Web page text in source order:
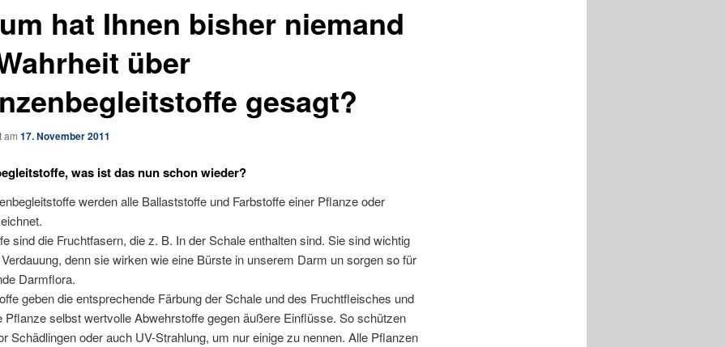
hat Ihnen bisher niemand
über
gesagt?
am 17. November 2011
was ist das nun schon wieder?
werden alle Ballaststoffe und Farbstoffe einer Pflanze oder
sind die Fruchtfasern, die z. B. In der Schale enthalten sind. Sie sind wichtig
denn sie wirken wie eine Bürste in unserem Darm un sorgen so für
Darmflora.
geben die entsprechende Färbung der Schale und des Fruchtfleisches und
Pflanze selbst wertvolle Abwehrstoffe gegen äußere Einflüsse. So schützen
Schädlingen oder auch UV-Strahlung, um nur einige zu nennen. Alle Pflanzen